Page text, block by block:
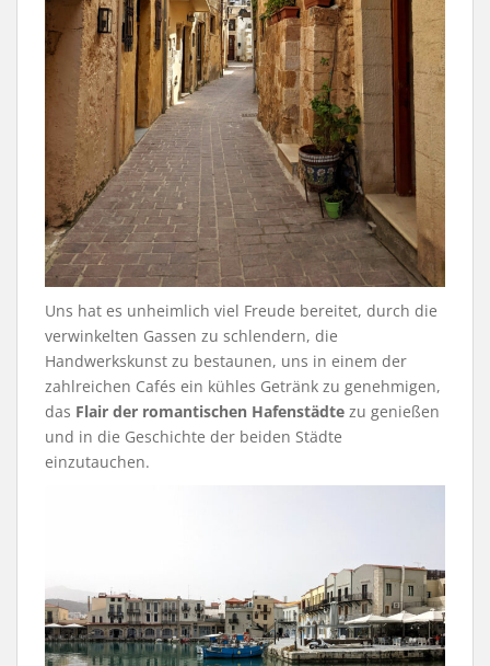
Uns hat es unheimlich viel Freude bereitet, durch die
verwinkelten Gassen zu schlendern, die
Handwerkskunst zu bestaunen, uns in einem der
zahlreichen Cafés ein kühles Getränk zu genehmigen,
das Flair der romantischen Hafenstädte zu genießen
und in die Geschichte der beiden Städte
einzutauchen.